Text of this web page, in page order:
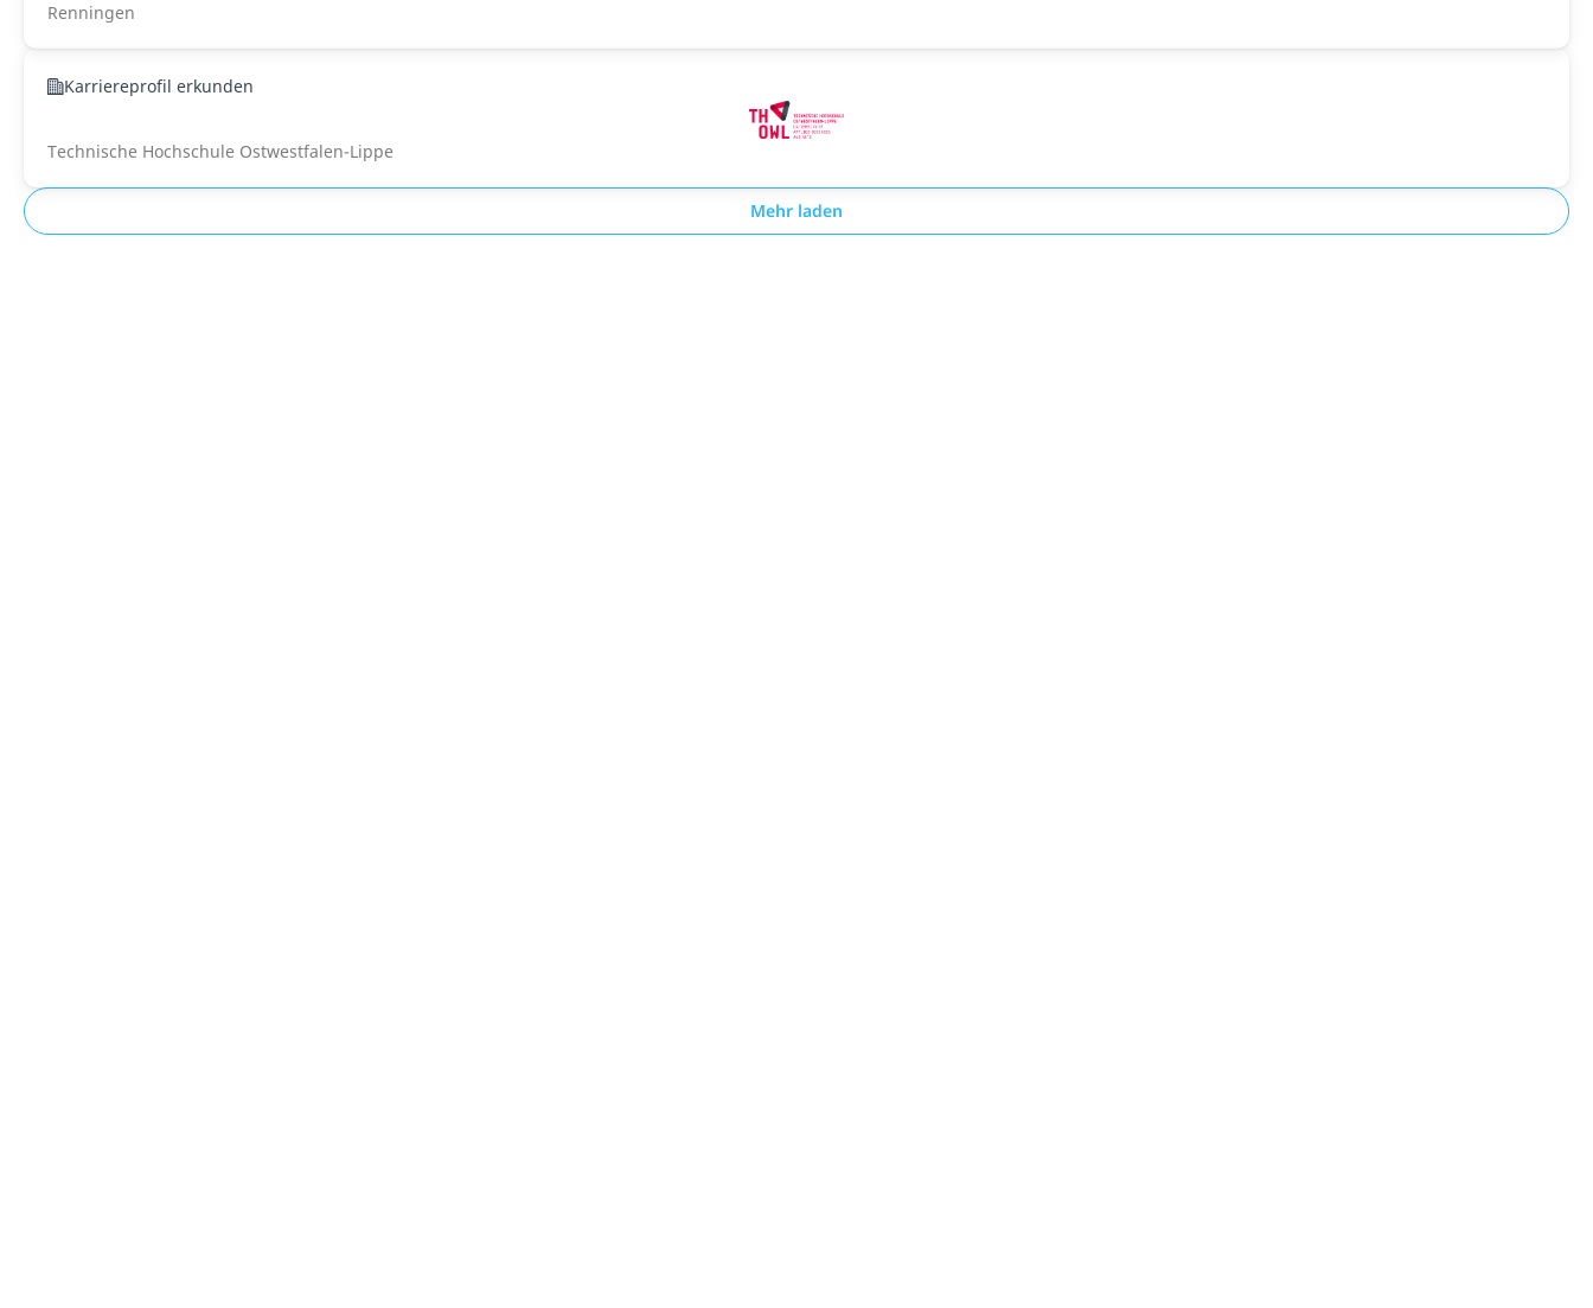
Renningen
Karriereprofil erkunden
Technische Hochschule Ostwestfalen-Lippe
Mehr laden